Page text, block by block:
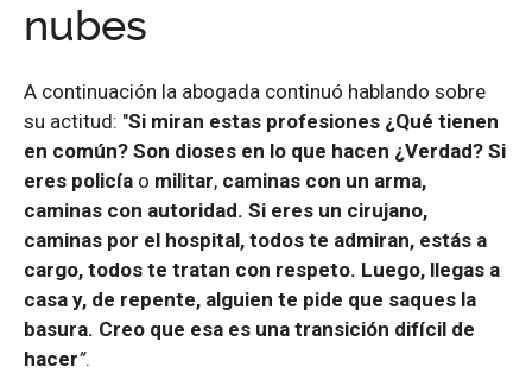
nubes
A continuación la abogada continuó hablando sobre
su actitud: "Si miran estas profesiones ¿Qué tienen
en común? Son dioses en lo que hacen ¿Verdad? Si
eres policía o militar, caminas con un arma,
caminas con autoridad. Si eres un cirujano,
caminas por el hospital, todos te admiran, estás a
cargo, todos te tratan con respeto. Luego, llegas a
casa y, de repente, alguien te pide que saques la
basura. Creo que esa es una transición difícil de
hacer”.